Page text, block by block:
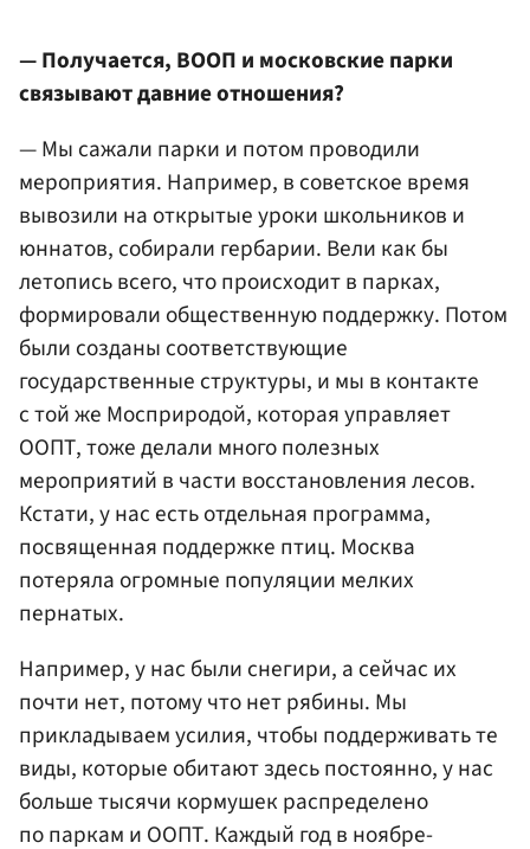
— Получается, ВООП и московские парки
связывают давние отношения?
— Мы сажали парки и потом проводили
мероприятия. Например, в советское время
вывозили на открытые уроки школьников и
юннатов, собирали гербарии. Вели как бы
летопись всего, что происходит в парках,
формировали общественную поддержку. Потом
были созданы соответствующие
государственные структуры, и мы в контакте
с той же Мосприродой, которая управляет
ООПТ, тоже делали много полезных
мероприятий в части восстановления лесов.
Кстати, у нас есть отдельная программа,
посвященная поддержке птиц. Москва
потеряла огромные популяции мелких
пернатых.
Например, у нас были снегири, а сейчас их
почти нет, потому что нет рябины. Мы
прикладываем усилия, чтобы поддерживать те
виды, которые обитают здесь постоянно, у нас
больше тысячи кормушек распределено
по паркам и ООПТ. Каждый год в ноябре-